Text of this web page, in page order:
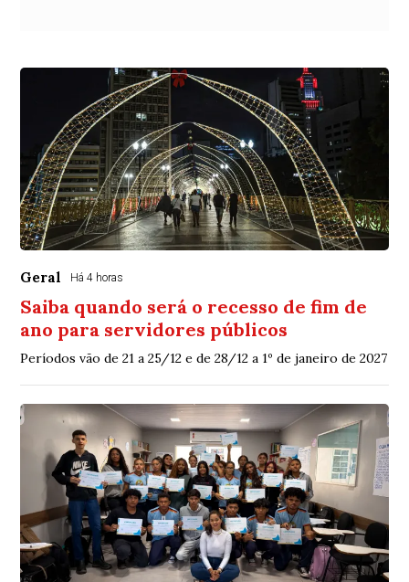
Geral Há 4 horas
Saiba quando será o recesso de fim de
ano para servidores públicos
Períodos vão de 21 a 25/12 e de 28/12 a 1º de janeiro de 2027